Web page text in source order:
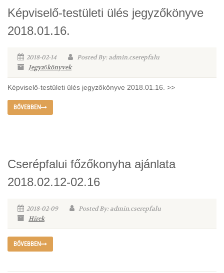
Képviselő-testületi ülés jegyzőkönyve
2018.01.16.
2018-02-14
Posted By: admin.cserepfalu
Jegyzőkönyvek
Képviselő-testületi ülés jegyzőkönyve 2018.01.16. >>
BŐVEBBEN
Cserépfalui főzőkonyha ajánlata
2018.02.12-02.16
2018-02-09
Posted By: admin.cserepfalu
Hírek
BŐVEBBEN